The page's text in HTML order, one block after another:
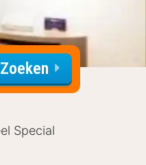
Zoeken
Special